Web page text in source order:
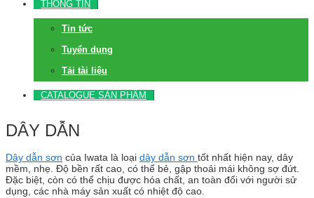
THÔNG TIN
Tin tức
Tuyển dụng
Tải tài liệu
CATALOGUE SẢN PHẨM
DÂY DẪN
Dây dẫn sơn của Iwata là loại dây dẫn sơn tốt nhất hiện nay, dây
mềm, nhẹ. Độ bền rất cao, có thể bẻ, gập thoải mái không sợ đứt.
Đặc biệt, còn có thể chịu được hóa chất, an toàn đối với người sử
dụng, các nhà máy sản xuất có nhiệt độ cao.